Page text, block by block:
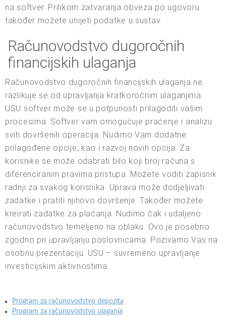
na softver. Prilikom zatvaranja obveza po ugovoru
također možete unijeti podatke u sustav.
Računovodstvo dugoročnih
financijskih ulaganja
Računovodstvo dugoročnih financijskih ulaganja ne
razlikuje se od upravljanja kratkoročnim ulaganjima.
USU softver može se u potpunosti prilagoditi vašim
procesima. Softver vam omogućuje praćenje i analizu
svih dovršenih operacija. Nudimo Vam dodatne
prilagođene opcije, kao i razvoj novih opcija. Za
korisnike se može odabrati bilo koji broj računa s
diferenciranim pravima pristupa. Možete voditi zapisnik
radnji za svakog korisnika. Uprava može dodjeljivati
zadatke i pratiti njihovo dovršenje. Također možete
kreirati zadatke za plaćanja. Nudimo čak i udaljeno
računovodstvo temeljeno na oblaku. Ovo je posebno
zgodno pri upravljanju poslovnicama. Pozivamo Vas na
osobnu prezentaciju. USU – suvremeno upravljanje
investicijskim aktivnostima.
Program za računovodstvo depozita
Program za računovodstvo ulaganja